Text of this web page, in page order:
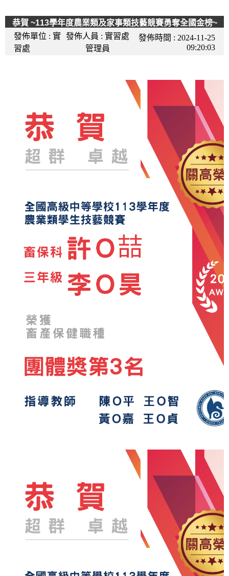
恭賀 ~113學年度農業類及家事類技藝競賽勇奪全國金榜~
發佈單位 : 實
習處
發佈人員 : 實習處
管理員
發佈時間 : 2024-11-25
09:20:03